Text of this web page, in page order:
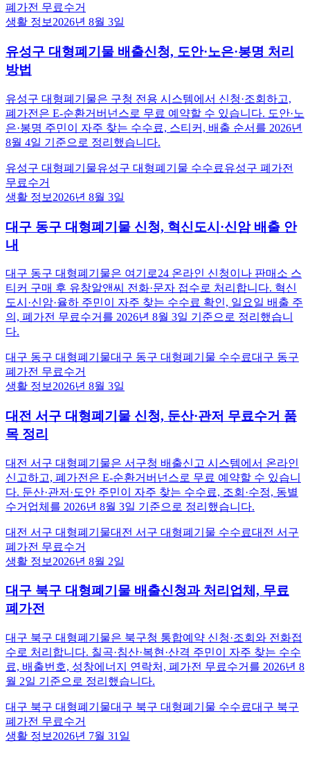
폐가전 무료수거
생활 정보2026년 8월 3일
유성구 대형폐기물 배출신청, 도안·노은·봉명 처리
방법
유성구 대형폐기물은 구청 전용 시스템에서 신청·조회하고,
폐가전은 E-순환거버넌스로 무료 예약할 수 있습니다. 도안·노
은·봉명 주민이 자주 찾는 수수료, 스티커, 배출 순서를 2026년
8월 4일 기준으로 정리했습니다.
유성구 대형폐기물유성구 대형폐기물 수수료유성구 폐가전
무료수거
생활 정보 2026년 8월 3일
대구 동구 대형폐기물 신청, 혁신도시·신암 배출 안
내
대구 동구 대형폐기물은 여기로24 온라인 신청이나 판매소 스
티커 구매 후 유창알앤씨 전화·문자 접수로 처리합니다. 혁신
도시·신암·율하 주민이 자주 찾는 수수료 확인, 일요일 배출 주
의, 폐가전 무료수거를 2026년 8월 3일 기준으로 정리했습니
다.
대구 동구 대형폐기물대구 동구 대형폐기물 수수료대구 동구
폐가전 무료수거
생활 정보 2026년 8월 3일
대전 서구 대형폐기물 신청, 둔산·관저 무료수거 품
목 정리
대전 서구 대형폐기물은 서구청 배출신고 시스템에서 온라인
신고하고, 폐가전은 E-순환거버넌스로 무료 예약할 수 있습니
다. 둔산·관저·도안 주민이 자주 찾는 수수료, 조회·수정, 동별
수거업체를 2026년 8월 3일 기준으로 정리했습니다.
대전 서구 대형폐기물대전 서구 대형폐기물 수수료대전 서구
폐가전 무료수거
생활 정보 2026년 8월 2일
대구 북구 대형폐기물 배출신청과 처리업체, 무료
폐가전
대구 북구 대형폐기물은 북구청 통합예약 신청·조회와 전화접
수로 처리합니다. 칠곡·침산·복현·산격 주민이 자주 찾는 수수
료, 배출번호, 성창에너지 연락처, 폐가전 무료수거를 2026년 8
월 2일 기준으로 정리했습니다.
대구 북구 대형폐기물대구 북구 대형폐기물 수수료대구 북구
폐가전 무료수거
생활 정보 2026년 7월 31일